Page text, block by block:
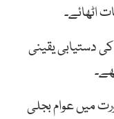
اٹھائے۔
دستیابی یقینی
میں عوام بجلی